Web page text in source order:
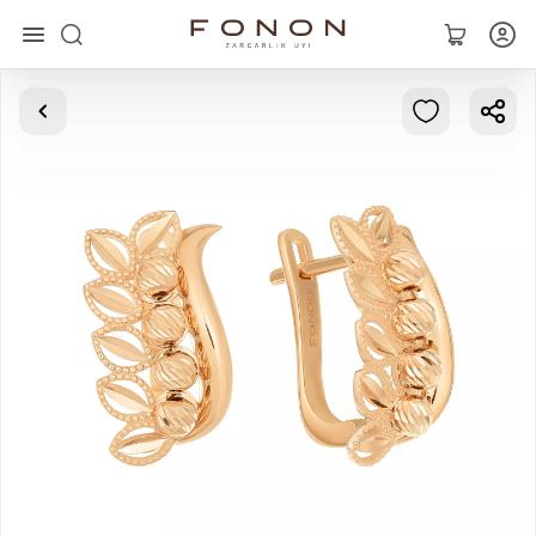
Главная
Кольца
Серьги
Браслеты